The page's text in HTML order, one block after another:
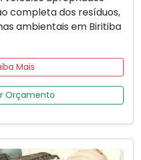
completa dos resíduos,
ambientais em Biritiba
Mais
Orçamento